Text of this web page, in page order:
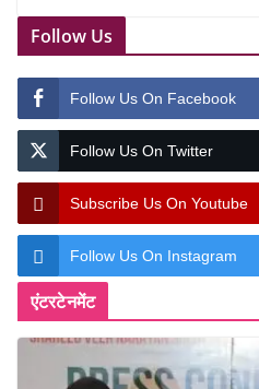
Follow Us
Follow Us On Facebook
Follow Us On Twitter
Subscribe Us On Youtube
Follow Us On Instagram
एंटरटेनमेंट